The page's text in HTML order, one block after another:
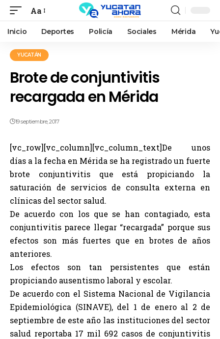
Aa
Inicio Deportes Policía Sociales Mérida
YUCATÁN
Brote de conjuntivitis
recargada en Mérida
19 septiembre, 2017
[vc_row][vc_column][vc_column_text]De unos
días a la fecha en Mérida se ha registrado un fuerte
brote conjuntivitis que está propiciando la
saturación de servicios de consulta externa en
clínicas del sector salud.
De acuerdo con los que se han contagiado, esta
conjuntivitis parece llegar “recargada” porque sus
efectos son más fuertes que en brotes de años
anteriores.
Los efectos son tan persistentes que están
propiciando ausentismo laboral y escolar.
De acuerdo con el Sistema Nacional de Vigilancia
Epidemiológica (SINAVE), del 1 de enero al 2 de
septiembre de este año las instituciones del sector
salud reportaba 17 mil 692 casos de conjuntivitis